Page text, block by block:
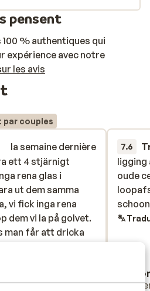
pensent
% authentiques qui
expérience avec notre
les avis
par couples
la semaine dernière
ett 4 stjärnigt
rena glas i
ut dem samma
vi fick inga rena
dem vi la på golvet.
man får att dricka
att de hela
ett 4 stjärnigt
rena glas i
ut dem samma
vi fick inga rena
dem vi la på golvet.
man får att dricka
7.6
ligging
oude
ligging
oude